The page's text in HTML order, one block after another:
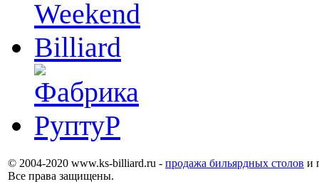
© 2004-2020 www.ks-billiard.ru - продажа бильярдных столов и
Все права защищены.